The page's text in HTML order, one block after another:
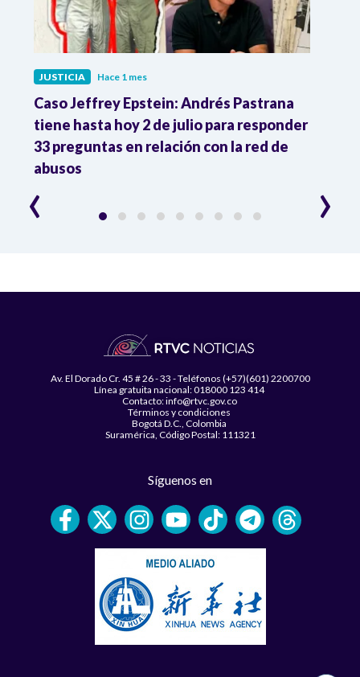
JUSTICIA Hace 1 mes
Caso Jeffrey Epstein: Andrés Pastrana
tiene hasta hoy 2 de julio para responder
33 preguntas en relación con la red de
abusos
‹ ›
Av. El Dorado Cr. 45 # 26 - 33 - Teléfonos (+57)(601) 2200700
Línea gratuita nacional: 018000 123 414
Contacto: info@rtvc.gov.co
Términos y condiciones
Bogotá D.C., Colombia
Suramérica, Código Postal: 111321
Síguenos en